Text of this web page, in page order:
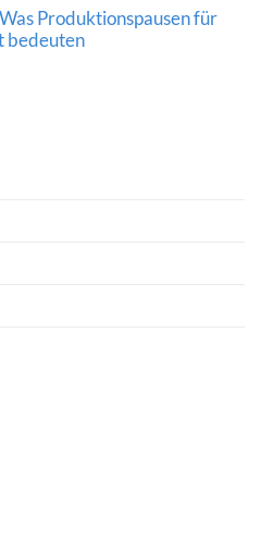
Produktionspausen für
bedeuten